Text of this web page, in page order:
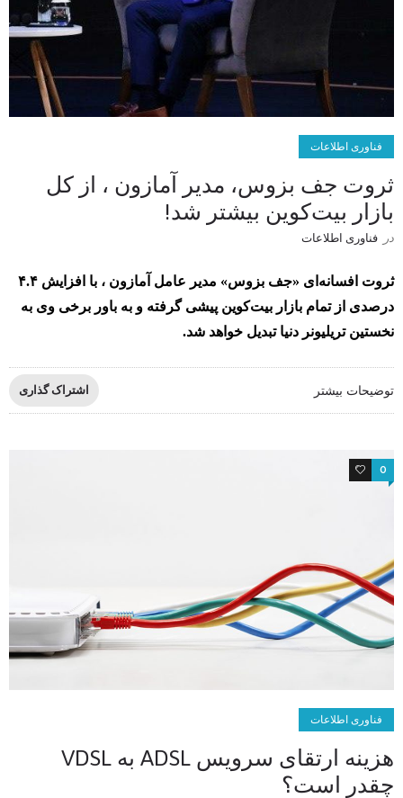
فناوری اطلاعات
ثروت جف بزوس، مدیر آمازون ، از کل
بازار بیت‌کوین بیشتر شد!
در فناوری اطلاعات
ثروت افسانه‌ای «جف بزوس» مدیر عامل آمازون ، با افزایش ۴.۴
درصدی از تمام بازار بیت‌کوین پیشی گرفته و به باور برخی وی به
نخستین تریلیونر دنیا تبدیل خواهد شد.
توضیحات بیشتر اشتراک گذاری
0
0
فناوری اطلاعات
هزینه ارتقای سرویس ADSL به VDSL
چقدر است؟